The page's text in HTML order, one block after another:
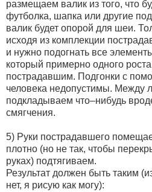
размещаем валик из того, что
футболка, шапка или другие
валик будет опорой для шеи.
исходя из комплекции
и нужно подогнать все
который примерно одного
пострадавшим. Подгонки с
человека недопустимы. Между
подкладываем что–нибудь
смягчения.
5) Руки пострадавшего
плотно (но не так, чтобы
руках) подтягиваем.
Результат должен быть таким
нет, я рисую как могу):